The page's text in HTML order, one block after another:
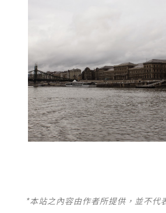
*本站之內容由作者所提供，並不